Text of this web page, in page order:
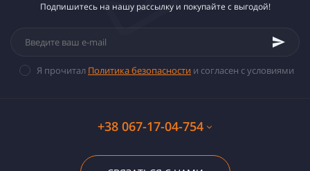
Подпишитесь на нашу рассылку и покупайте с выгодой!
Я прочитал Политика безопасности и согласен с условиями
+38 067-17-04-754